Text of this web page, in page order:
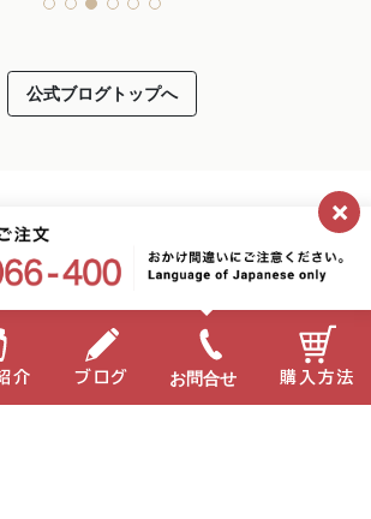
公式ブログトップへ
×
介 ブログ お問合せ 購入方法